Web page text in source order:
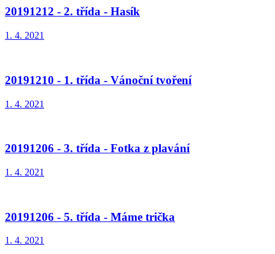
20191212 - 2. třída - Hasík
1. 4. 2021
20191210 - 1. třída - Vánoční tvoření
1. 4. 2021
20191206 - 3. třída - Fotka z plavání
1. 4. 2021
20191206 - 5. třída - Máme trička
1. 4. 2021